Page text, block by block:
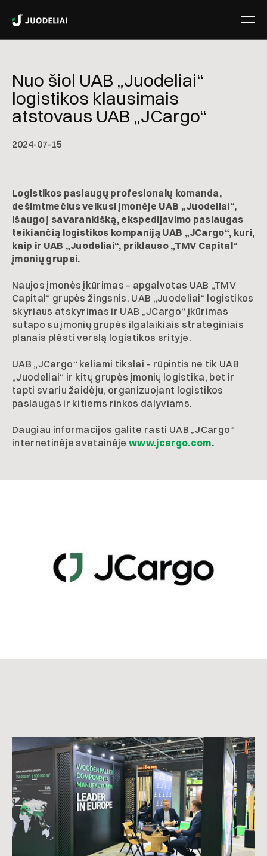
Nuo šiol UAB „Juodeliai“
logistikos klausimais
atstovaus UAB „JCargo“
2024-07-15
Logistikos paslaugų profesionalų komanda,
dešimtmečius veikusi įmonėje UAB „Juodeliai“,
išaugo į savarankišką, ekspedijavimo paslaugas
teikiančią logistikos kompaniją UAB „JCargo“, kuri,
kaip ir UAB „Juodeliai“, priklauso „TMV Capital“
įmonių grupei.
Naujos įmonės įkūrimas – apgalvotas UAB „TMV
Capital“ grupės žingsnis. UAB „Juodeliai“ logistikos
skyriaus atskyrimas ir UAB „JCargo“ įkūrimas
sutapo su įmonių grupės ilgalaikiais strateginiais
planais plėsti verslą logistikos srityje.
UAB „JCargo“ keliami tikslai – rūpintis ne tik UAB
„Juodeliai“ ir kitų grupės įmonių logistika, bet ir
tapti svariu žaidėju, organizuojant logistikos
paslaugas ir kitiems rinkos dalyviams.
Daugiau informacijos galite rasti UAB „JCargo“
internetinėje svetainėjewww.jcargo.com.